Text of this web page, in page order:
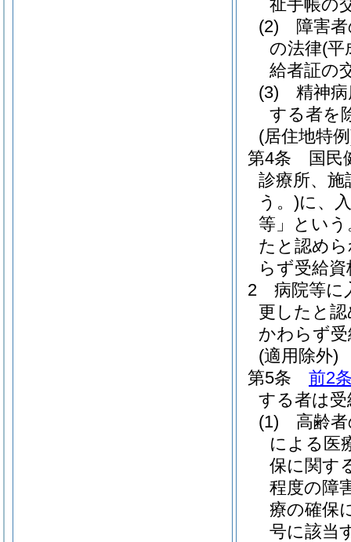
祉手帳の
(2)
障害
の法律(平
給者証の
(3)
精神
する者を
(居住地特
第4条
国民
診療所、施
う。)に、
等」という
たと認め
らず受給
2
病院等に
更したと
かわらず
(適用除外)
第5条
前2
する者は
(1)
高齢
による医
保に関す
程度の障
療の確保
号に該当